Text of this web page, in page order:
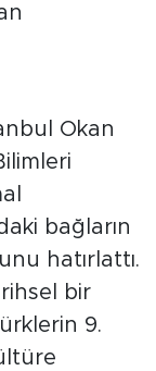
Okan
bağların
hatırlattı.
bir
9.